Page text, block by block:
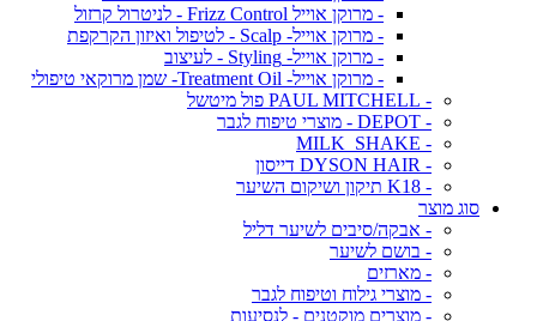
- מרוקן אוייל Frizz Control - לניטרול קרזול
- מרוקן אוייל- Scalp - לטיפול ואיזון הקרקפת
- מרוקן אוייל- Styling - לעיצוב
- מרוקן אוייל- Treatment Oil- שמן מרוקאי טיפולי
- PAUL MITCHELL פול מיטשל
- DEPOT - מוצרי טיפוח לגבר
- MILK_SHAKE
- DYSON HAIR דייסון
- K18 תיקון ושיקום השיער
סוג מוצר
- אבקה/סיבים לשיער דליל
- בושם לשיער
- מארזים
- מוצרי גילוח וטיפוח לגבר
- מוצרים מוקטנים - לנסיעות